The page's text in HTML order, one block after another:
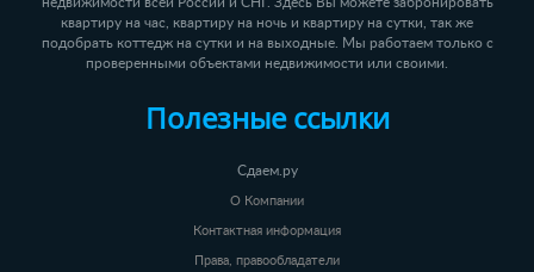
квартиру на час, квартиру на ночь и квартиру на сутки, так же
подобрать коттедж на сутки и на выходные. Мы работаем только с
проверенными объектами недвижимости или своими.
Полезные ссылки
Сдаем.ру
О Компании
Контактная информация
Права, правообладатели